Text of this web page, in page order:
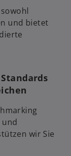
und bietet
wir Sie